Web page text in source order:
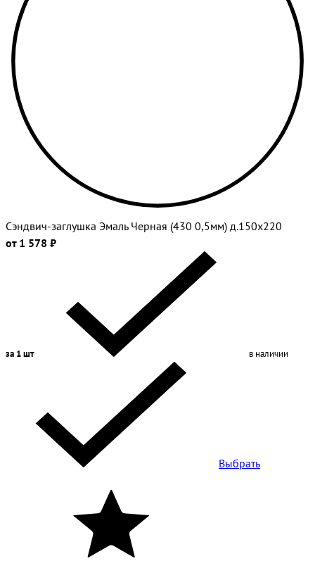
Сэндвич-заглушка Эмаль Черная (430 0,5мм) д.150х220
от 1 578 ₽
за 1 шт в наличии
Выбрать